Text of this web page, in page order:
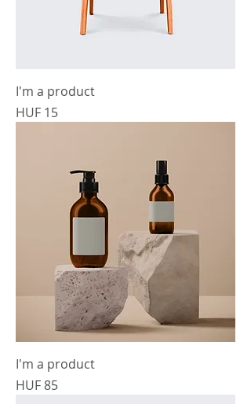
I'm a product
Prijs
HUF 15
I'm a product
Prijs
HUF 85